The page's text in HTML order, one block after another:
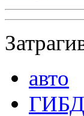
авто